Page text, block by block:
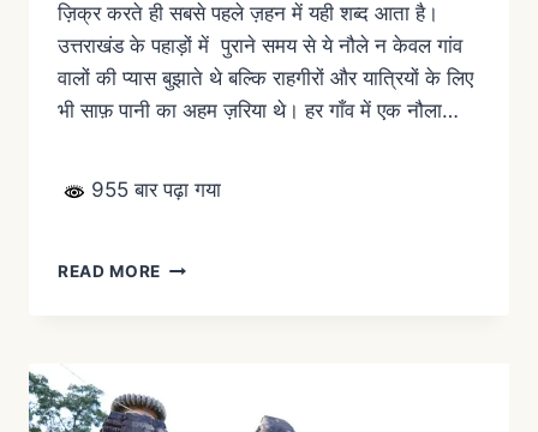
ज़िक्र करते ही सबसे पहले ज़हन में यही शब्द आता है।
उत्तराखंड के पहाड़ों में पुराने समय से ये नौले न केवल गांव
वालों की प्यास बुझाते थे बल्कि राहगीरों और यात्रियों के लिए
भी साफ़ पानी का अहम ज़रिया थे। हर गाँव में एक नौला…
955 बार पढ़ा गया
READ MORE